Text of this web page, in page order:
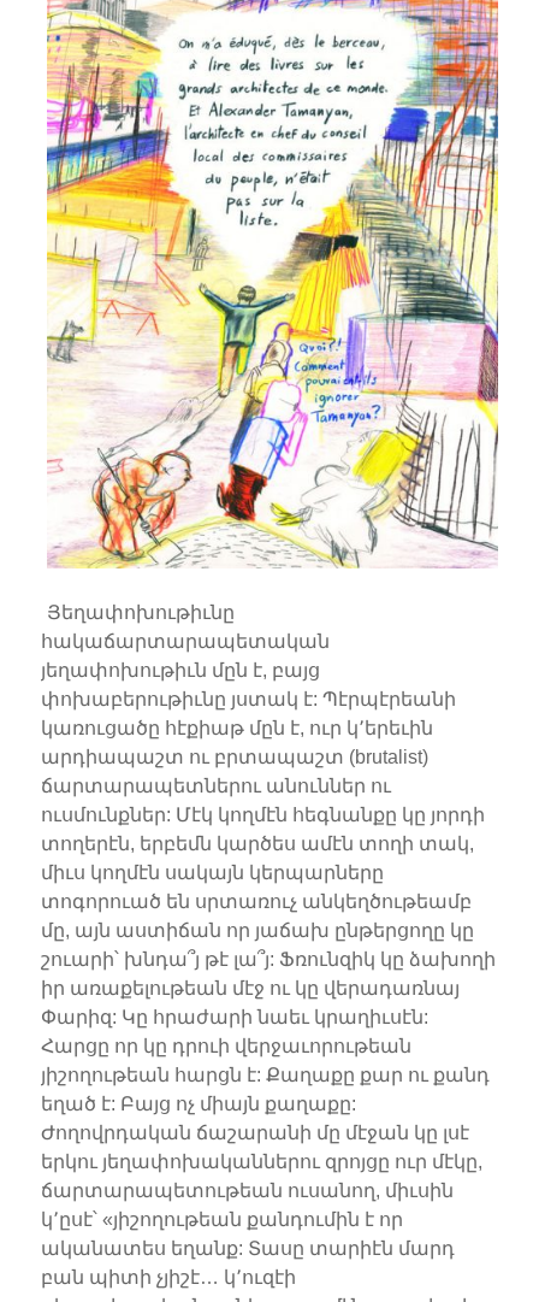
Յեղափոխութիւնը
հակաճարտարապետական
յեղափոխութիւն մըն է, բայց
փոխաբերութիւնը յստակ է: Պէրպէրեանի
կառուցածը հէքիաթ մըն է, ուր կ՚երեւին
արդիապաշտ ու բրտապաշտ (brutalist)
ճարտարապետներու անուններ ու
ուսմունքներ: Մէկ կողմէն հեգնանքը կը յորդի
տողերէն, երբեմն կարծես ամէն տողի տակ,
միւս կողմէն սակայն կերպարները
տոգորուած են սրտառուչ անկեղծութեամբ
մը, այն աստիճան որ յաճախ ընթերցողը կը
շուարի՝ խնդա՞յ թէ լա՞յ: Ֆռունզիկ կը ձախողի
իր առաքելութեան մէջ ու կը վերադառնայ
Փարիզ: Կը հրաժարի նաեւ կրաղիւսէն:
Հարցը որ կը դրուի վերջաւորութեան
յիշողութեան հարցն է: Քաղաքը քար ու քանդ
եղած է: Բայց ոչ միայն քաղաքը:
Ժողովրդական ճաշարանի մը մէջան կը լսէ
երկու յեղափոխականներու զրոյցը ուր մէկը,
ճարտարապետութեան ուսանող, միւսին
կ՚ըսէ՝ «յիշողութեան քանդումին է որ
ականատես եղանք: Տասը տարիէն մարդ
բան պիտի չյիշէ… կ՚ուզէի